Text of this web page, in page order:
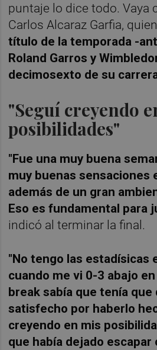
puntaje lo dice todo. Vaya
Carlos Alcaraz Garfia,
título de la temporada -
Roland Garros y
decimosexto de su
"Seguí creyendo
posibilidades"
"Fue una muy buena
muy buenas sensaciones
además de un gran
Eso es fundamental para
indicó al terminar la final.
"No tengo las estadísicas
cuando me vi 0-3 abajo
break sabía que tenía
satisfecho por haberlo
creyendo en mis
que había dejado